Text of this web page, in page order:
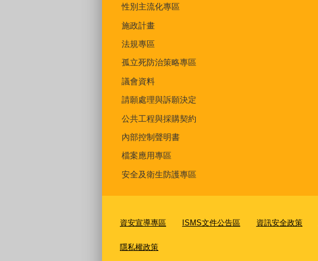
性別主流化專區
施政計畫
法規專區
孤立死防治策略專區
議會資料
請願處理與訴願決定
公共工程與採購契約
內部控制聲明書
檔案應用專區
安全及衛生防護專區
資安宣導專區 ISMS文件公告區 資訊安全政策
隱私權政策